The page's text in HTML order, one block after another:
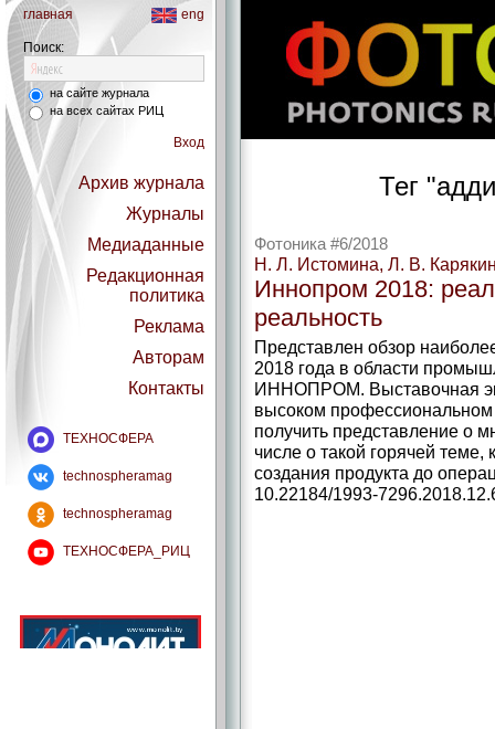
главная eng
Поиск:
на сайте журнала
на всех сайтах РИЦ
Вход
Архив журнала
Журналы
Медиаданные
Редакционная
политика
Реклама
Авторам
Контакты
ТЕХНОСФЕРА
technospheramag
technospheramag
ТЕХНОСФЕРА_РИЦ
Тег
Фотоника #6/2018
Н. Л. Истомина, Л. В.
Иннопром 2018:
реальность
Представлен обзор
2018 года в области
ИННОПРОМ. Выставочная
высоком профессиональном
получить представление о
числе о такой горячей теме,
создания продукта до
10.22184/1993-